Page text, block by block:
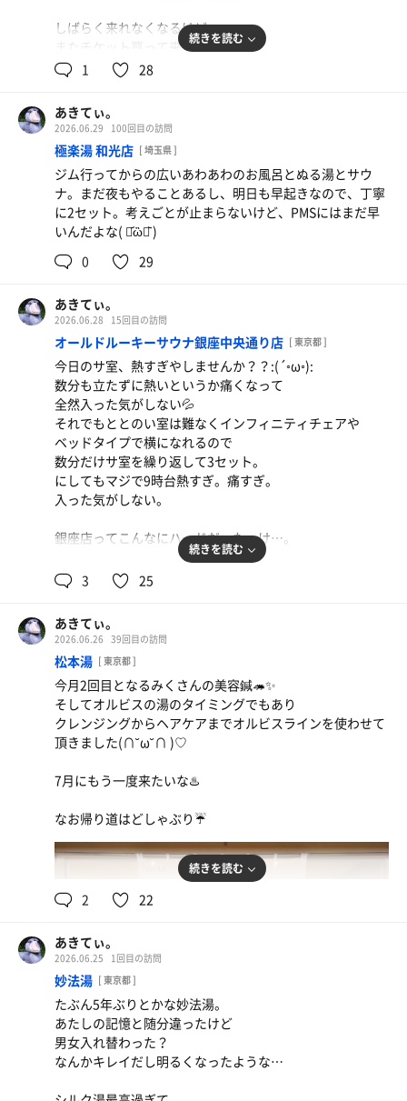
しばらく来れなくなるけど
またチケット買って来たいし
仕事の合間の2時間ではなく
ビール飲んでカレー食べたい🐖🍛
続きを読む
1 28
あきてぃ。
2026.06.29 100回目の訪問
極楽湯 和光店 [ 埼玉県 ]
ジム行ってからの広いあわあわのお風呂とぬる湯とサウ
ナ。まだ夜もやることあるし、明日も早起きなので、丁寧
に2セット。考えごとが止まらないけど、PMSにはまだ早
いんだよな( ･᷄ὢ･᷅ )
0
29
あきてぃ。
2026.06.28 15回目の訪問
オールドルーキーサウナ銀座中央通り店 [ 東京都 ]
今日のサ室、熱すぎやしませんか？？:(´◦ω◦):
数分も立たずに熱いというか痛くなって
全然入った気がしない💦
それでもととのい室は難なくインフィニティチェアや
ベッドタイプで横になれるので
数分だけサ室を繰り返して3セット。
にしてもマジで9時台熱すぎ。痛すぎ。
入った気がしない。
銀座店ってこんなにハードだったっけ…。
ということで、次回のオールドルーキーサウナは
8月なので、今月はレディースデー3店舗コンプ。
8月も痛いのは嫌だなぁ…。
水
続きを読む
3 25
あきてぃ。
2026.06.26 39回目の訪問
松本湯 [ 東京都 ]
今月2回目となるみくさんの美容鍼🦔✨️
そしてオルビスの湯のタイミングでもあり
クレンジングからヘアケアまでオルビスラインを使わせて
頂きました(∩˘ω˘∩ )♡
7月にもう一度来たいな♨️
なお帰り道はどしゃぶり☔️
続きを読む
2 22
あきてぃ。
2026.06.25 1回目の訪問
妙法湯 [ 東京都 ]
たぶん5年ぶりとかな妙法湯。
あたしの記憶と随分違ったけど
男女入れ替わった？
なんかキレイだし明るくなったような…